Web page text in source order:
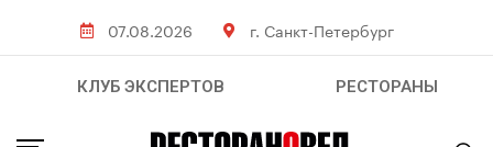
07.08.2026 г. Санкт-Петербург
КЛУБ ЭКСПЕРТОВ РЕСТОРАНЫ